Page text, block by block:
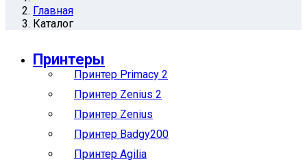
Главная
Каталог
Принтеры
Принтер Primacy 2
Принтер Zenius 2
Принтер Zenius
Принтер Badgy200
Принтер Agilia